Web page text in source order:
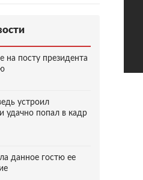
на посту президента
устроил
удачно попал в кадр
данное гостю ее